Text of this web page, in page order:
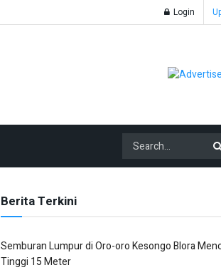
Login
Berita Terkini
Semburan Lumpur di Oro-oro Kesongo Blora
Tinggi 15 Meter